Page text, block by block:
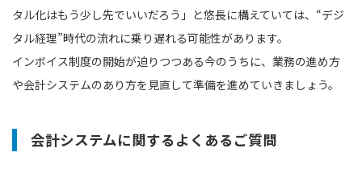
タル化はもう少し先でいいだろう」と悠長に構えていては、“デジ
タル経理”時代の流れに乗り遅れる可能性があります。
インボイス制度の開始が迫りつつある今のうちに、業務の進め方
や会計システムのあり方を見直して準備を進めていきましょう。
会計システムに関するよくあるご質問